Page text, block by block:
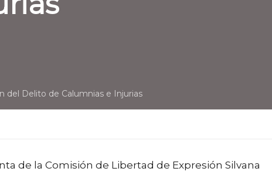
del Delito de Calumnias e Injurias
de la Comisión de Libertad de Expresión Silvana